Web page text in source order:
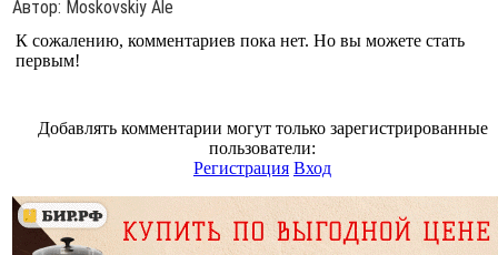
Автор: Moskovskiy Ale
К сожалению, комментариев пока нет. Но вы можете стать
первым!
Добавлять комментарии могут только зарегистрированные
пользователи:
Регистрация Вход